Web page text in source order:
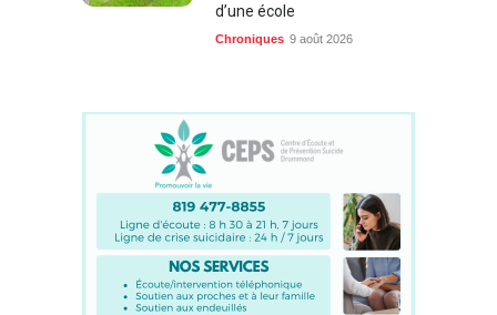
d’une école
Chroniques 9 août 2026